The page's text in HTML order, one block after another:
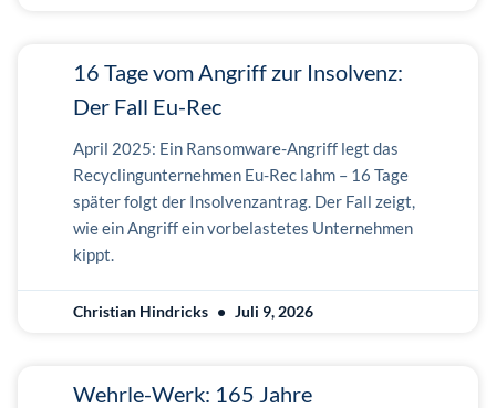
16 Tage vom Angriff zur Insolvenz:
Der Fall Eu-Rec
April 2025: Ein Ransomware-Angriff legt das
Recyclingunternehmen Eu-Rec lahm – 16 Tage
später folgt der Insolvenzantrag. Der Fall zeigt,
wie ein Angriff ein vorbelastetes Unternehmen
kippt.
Christian Hindricks Juli 9, 2026
Wehrle-Werk: 165 Jahre